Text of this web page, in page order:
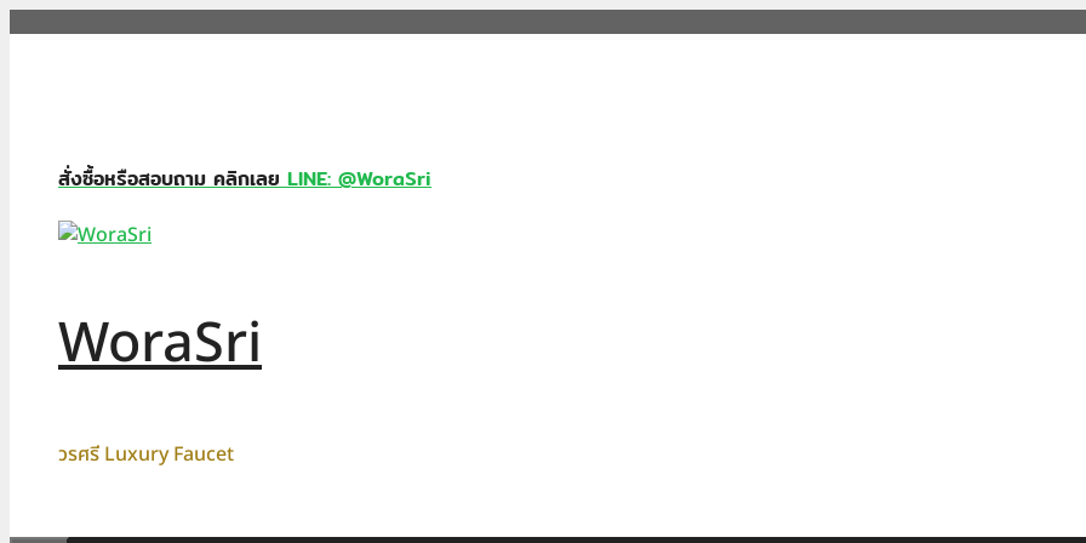
สั่งซื้อหรือสอบถาม คลิกเลยLINE: @WoraSri
WoraSri
วรศรี Luxury Faucet